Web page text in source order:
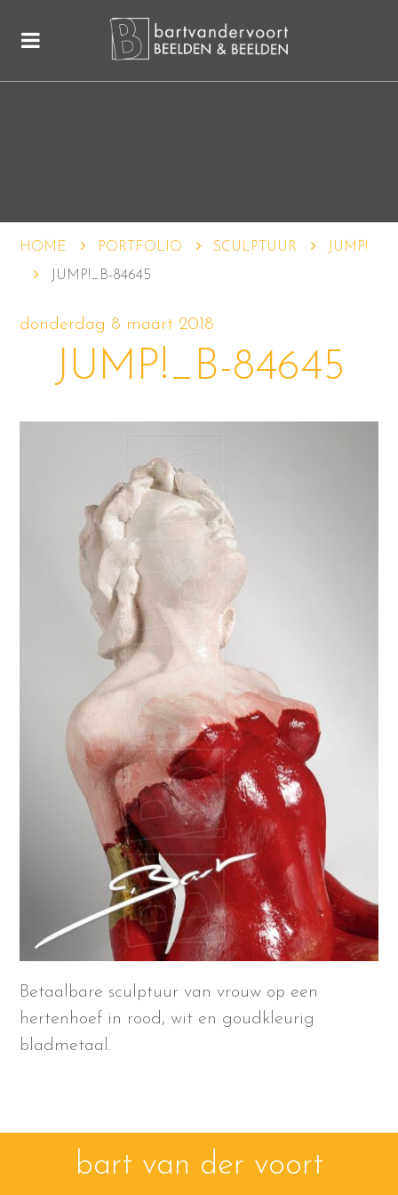
HOME PORTFOLIO SCULPTUUR
JUMP!
JUMP!_B-84645
donderdag 8 maart 2018
JUMP!_B-84645
Betaalbare sculptuur van vrouw op een
hertenhoef in rood, wit en goudkleurig
bladmetaal.
bart van der voort